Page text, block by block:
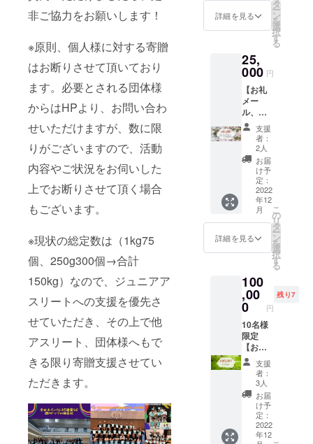
非ご協力をお願いします！
※原則、個人様に対する寄贈
はお断りさせて頂いており
ます。必要とされる団体様
からはHPより、お問い合わ
せいただけますが、数に限
りがございますので、活動
内容やご状況をお伺いした
上でお断りさせて頂く場合
もございます。
※現状の総定数は（1kg75
個、250g300個→合計
150kg）なので、ジュニアア
スリートへの支援を優先さ
せていただき、その上で他
アスリート、団体様へもで
きる限り寄贈支援させてい
ただきます。
ワーク
アウ
りしま
す。
少しで
も、筋
力低下
防止、
運動不
足解
消、肥
満解消
にお役
立てい
ただ
き、喜
活を営
んでい
願って
おりま
す。 ★
ラグレ
スプロ
テイン
250gグ
リーン
ティー
味（西
尾の抹
茶使
用）→
一番人
REPOR
T誌をお
もたち
の笑顔
は皆様
一人一
人のご
支援の
賜物だ
とご実
感いた
だけれ
ば幸い
です。
★宅ト
レブッ
世界一
簡単な
イク ラ
グレ
ス・
ワーク
アウ
ト 」
をお送
りしま
す。
少しで
も、筋
力低下
防止、
運動不
足解
務局よ
りお礼
ます。
★活動
T誌→寄
贈活動
や団体
様など
をご紹
介する
REPOR
T誌をお
送りし
ます。
子ど
もたち
の笑顔
は皆様
賜物だ
とご実
感いた
ば幸い
です。
★宅ト
レブッ
→「
世界一
簡単な
美ボ
ディメ
イク ラ
（1kg）
グ
味（西
尾の抹
茶使
用） ＋
リッチ
チョコ
or ドラ
イスト
ロベ
リー
1,000g
（1kg）
をお送
りしま
す。】
★お礼
メール
コロを
磨く 」
運営事
務局よ
りお礼
のメー
ルをお
送りし
ます。
★活動
REPOR
T誌→寄
贈活動
や団体
様など
詳細を見る
タ
ー
ン
を
選
択
す
る
25,
000 円
【お礼
メー
ル、活
動
REPOR
T誌、宅
トレ
ブッ
ク、 ラ
グレス
プロテ
イン
1,000g
（1kg）
グリー
味（西
尾の抹
茶使
用） ＋
リッチ
チョコ
1,000g
（1kg）
＋ドラ
イスト
ロベ
リー
1,000g
（1kg）
をお送
支援
者：
2人
お届
け予
定：
2022
年12
月
詳細を見る
こ
の
リ
タ
ー
ン
を
選
択
す
る
100
,00
0 円
残り7
10名様
限定
【お礼
メー
ル、活
REPOR
T誌、宅
トレ
ブッ
ク、月
支援
者：
3人
お届
け予
定：
2022
年12